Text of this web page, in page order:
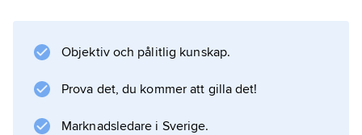
Information om artikeln
Objektiv och pålitlig kunskap.
Prova det, du kommer att gilla det!
Marknadsledare i Sverige.